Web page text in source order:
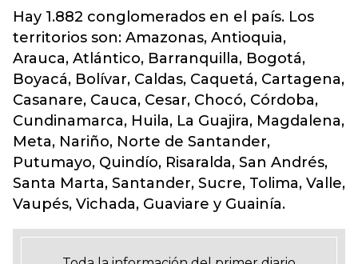
Hay 1.882 conglomerados en el país. Los
territorios son: Amazonas, Antioquia,
Arauca, Atlántico, Barranquilla, Bogotá,
Boyacá, Bolívar, Caldas, Caquetá, Cartagena,
Casanare, Cauca, Cesar, Chocó, Córdoba,
Cundinamarca, Huila, La Guajira, Magdalena,
Meta, Nariño, Norte de Santander,
Putumayo, Quindío, Risaralda, San Andrés,
Santa Marta, Santander, Sucre, Tolima, Valle,
Vaupés, Vichada, Guaviare y Guainía.